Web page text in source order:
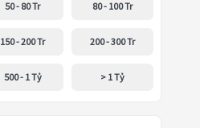
50 - 80 Tr 80 - 100 Tr
150 - 200 Tr 200 - 300 Tr
500 - 1 Tỷ > 1 Tỷ